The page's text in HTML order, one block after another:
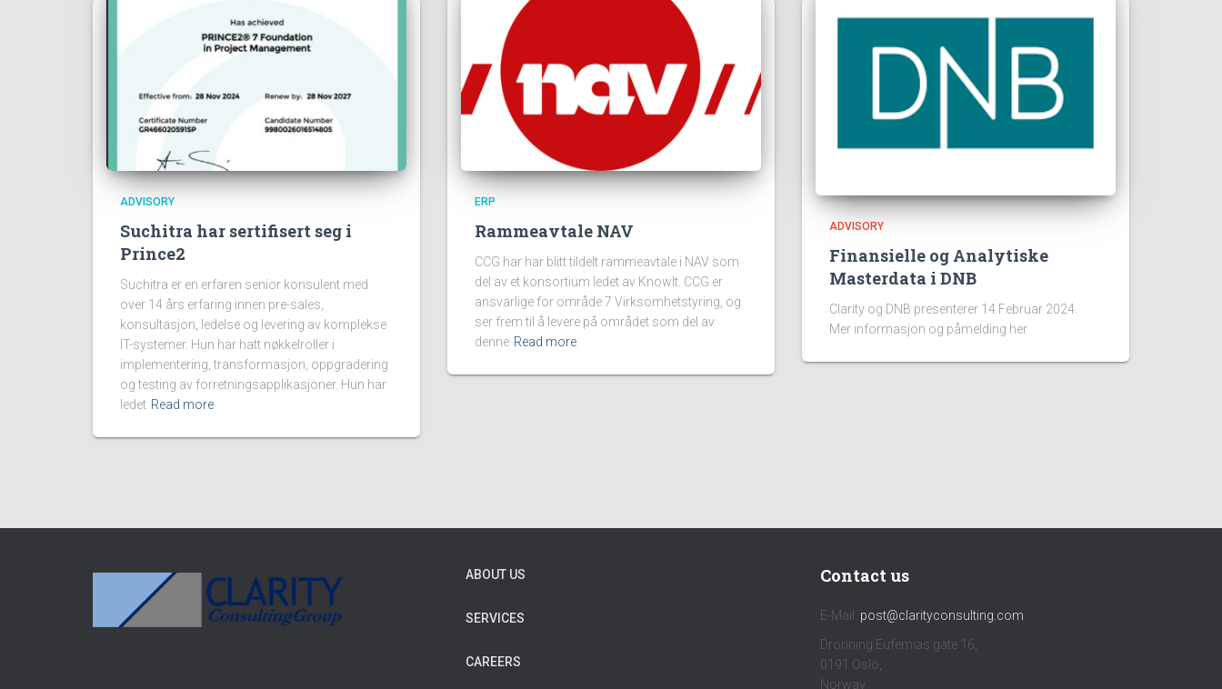
ADVISORY
Suchitra har sertifisert seg i
Prince2
Suchitra er en erfaren senior konsulent med
over 14 års erfaring innen pre-sales,
konsultasjon, ledelse og levering av komplekse
IT-systemer. Hun har hatt nøkkelroller i
implementering, transformasjon, oppgradering
og testing av forretningsapplikasjoner. Hun har
ledet Read more
ERP
Rammeavtale NAV
CCG har har blitt tildelt rammeavtale i NAV som
del av et konsortium ledet av KnowIt. CCG er
ansvarlige for område 7 Virksomhetstyring, og
ser frem til å levere på området som del av
denne Read more
ADVISORY
Finansielle og Analytiske
Masterdata i DNB
Clarity og DNB presenterer 14 Februar 2024.
Mer informasjon og påmelding her
ABOUT US
SERVICES
CAREERS
Contact us
E-Mail: post@clarityconsulting.com
Dronning Eufemias gate 16,
0191 Oslo,
Norway